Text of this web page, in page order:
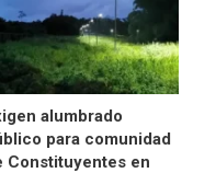
alumbrado
para comunidad
Constituyentes en